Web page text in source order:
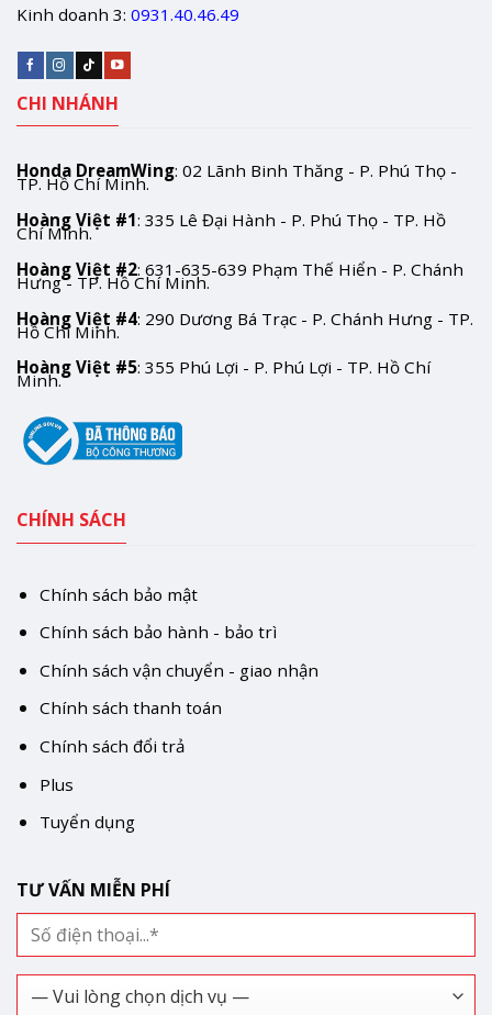
Kinh doanh 3: 0931.40.46.49
CHI NHÁNH
Honda DreamWing: 02 Lãnh Binh Thăng - P. Phú Thọ -
TP. Hồ Chí Minh.
Hoàng Việt #1: 335 Lê Đại Hành - P. Phú Thọ - TP. Hồ
Chí Minh.
Hoàng Việt #2: 631-635-639 Phạm Thế Hiển - P. Chánh
Hưng - TP. Hồ Chí Minh.
Hoàng Việt #4: 290 Dương Bá Trạc - P. Chánh Hưng - TP.
Hồ Chí Minh.
Hoàng Việt #5: 355 Phú Lợi - P. Phú Lợi - TP. Hồ Chí
Minh.
CHÍNH SÁCH
Chính sách bảo mật
Chính sách bảo hành - bảo trì
Chính sách vận chuyển - giao nhận
Chính sách thanh toán
Chính sách đổi trả
Plus
Tuyển dụng
TƯ VẤN MIỄN PHÍ